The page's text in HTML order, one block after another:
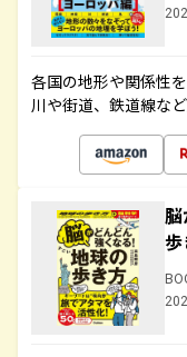
各国の地形や関係性
川や街道、鉄道線な